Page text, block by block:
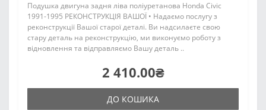
Подушка двигуна задня ліва поліуретанова Honda Civic
1991-1995 РЕКОНСТРУКЦІЯ ВАШОЇ • Надаємо послугу з
реконструкції Вашої старої деталі. Ви надсилаєте свою
стару деталь на реконструкцію, ми виконуємо роботу з
відновлення та відправляємо Вашу деталь ..
2 410.00₴
ДО КОШИКА